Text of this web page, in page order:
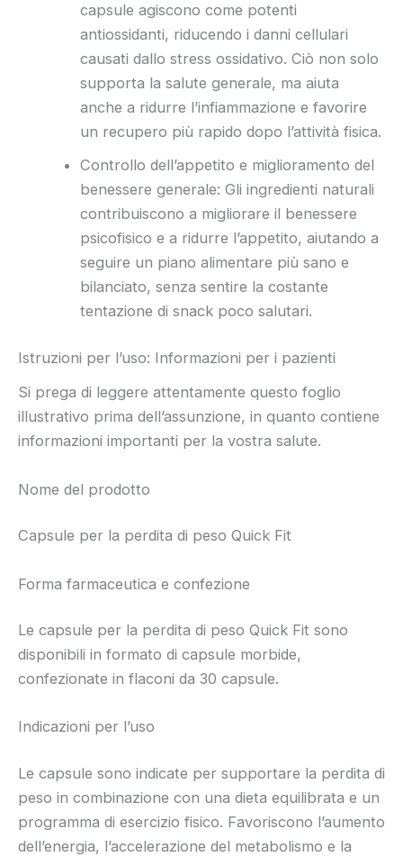
capsule agiscono come potenti
antiossidanti, riducendo i danni cellulari
causati dallo stress ossidativo. Ciò non solo
supporta la salute generale, ma aiuta
anche a ridurre l’infiammazione e favorire
un recupero più rapido dopo l’attività fisica.
Controllo dell’appetito e miglioramento del
benessere generale: Gli ingredienti naturali
contribuiscono a migliorare il benessere
psicofisico e a ridurre l’appetito, aiutando a
seguire un piano alimentare più sano e
bilanciato, senza sentire la costante
tentazione di snack poco salutari.
Istruzioni per l’uso: Informazioni per i pazienti
Si prega di leggere attentamente questo foglio
illustrativo prima dell’assunzione, in quanto contiene
informazioni importanti per la vostra salute.
Nome del prodotto
Capsule per la perdita di peso Quick Fit
Forma farmaceutica e confezione
Le capsule per la perdita di peso Quick Fit sono
disponibili in formato di capsule morbide,
confezionate in flaconi da 30 capsule.
Indicazioni per l’uso
Le capsule sono indicate per supportare la perdita di
peso in combinazione con una dieta equilibrata e un
programma di esercizio fisico. Favoriscono l’aumento
dell’energia, l’accelerazione del metabolismo e la